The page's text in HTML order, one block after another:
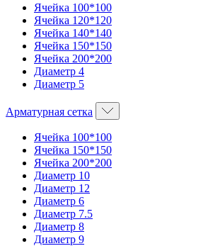
Ячейка 100*100
Ячейка 120*120
Ячейка 140*140
Ячейка 150*150
Ячейка 200*200
Диаметр 4
Диаметр 5
Арматурная сетка
Ячейка 100*100
Ячейка 150*150
Ячейка 200*200
Диаметр 10
Диаметр 12
Диаметр 6
Диаметр 7.5
Диаметр 8
Диаметр 9